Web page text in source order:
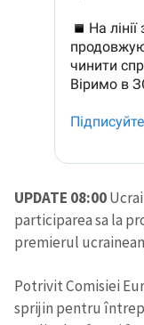
UPDATE 08:00
participarea sa la
premierul
Potrivit Comisiei
sprijin pentru